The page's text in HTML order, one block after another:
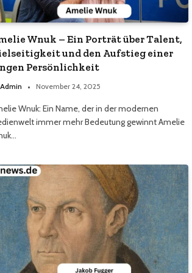
Wnuk – Ein Porträt über Talent,
und den Aufstieg einer
Persönlichkeit
Admin November 24, 2025
Wnuk: Ein Name, der in der modernen
immer mehr Bedeutung gewinnt Amelie